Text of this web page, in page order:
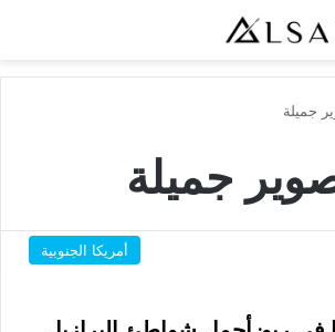
جميلة
جميلة
أمريكا الجنوبية